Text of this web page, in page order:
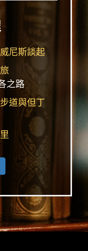
尼斯談起
之路
道與但丁